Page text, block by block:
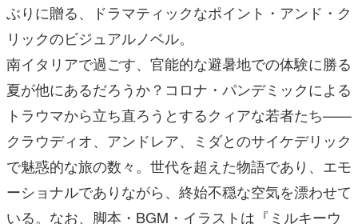
ぶりに贈る、ドラマティックなポイント・アンド・ク
リックのビジュアルノベル。
南イタリアで過ごす、官能的な避暑地での体験に勝る
夏が他にあるだろうか？コロナ・パンデミックによる
トラウマから立ち直ろうとするクィアな若者たち——
クラウディオ、アンドレア、ミダとのサイケデリック
で魅惑的な旅の数々。世代を超えた物語であり、エモ
ーショナルでありながら、終始不穏な空気を漂わせて
いる。なお、脚本・BGM・イラストは『ミルキーウ